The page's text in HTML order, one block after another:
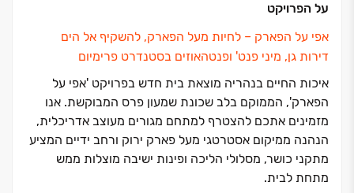
על הפרויקט
אפי על הפארק ‏– לחיות מעל הפארק, להשקיף אל הים
דירות גן, מיני פנט' ופנטהאוזים בסטנדרט פרימיום
איכות החיים בנהריה מוצאת בית חדש בפרויקט 'אפי על
הפארק', הממוקם בלב שכונת שמעון פרס המבוקשת. אנו
מזמינים אתכם להצטרף למתחם מגורים מעוצב אדריכלית,
הנהנה ממיקום אסטרטגי מעל פארק ירוק ורחב ידיים המציע
מתקני כושר, מסלולי הליכה ופינות ישיבה מוצלות ממש
מתחת לבית.